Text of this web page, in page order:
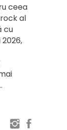
ceea
al
cu